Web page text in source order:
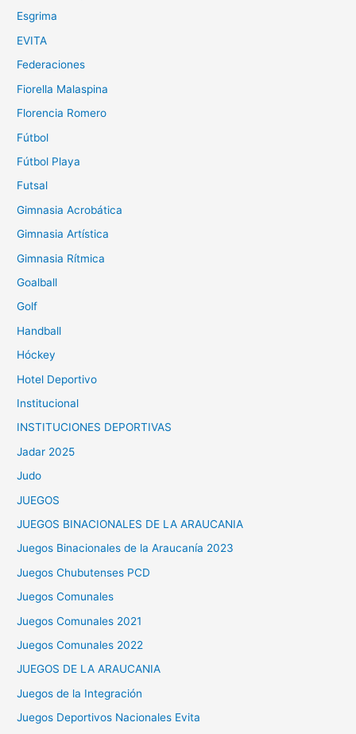
Esgrima
EVITA
Federaciones
Fiorella Malaspina
Florencia Romero
Fútbol
Fútbol Playa
Futsal
Gimnasia Acrobática
Gimnasia Artística
Gimnasia Rítmica
Goalball
Golf
Handball
Hóckey
Hotel Deportivo
Institucional
INSTITUCIONES DEPORTIVAS
Jadar 2025
Judo
JUEGOS
JUEGOS BINACIONALES DE LA ARAUCANIA
Juegos Binacionales de la Araucanía 2023
Juegos Chubutenses PCD
Juegos Comunales
Juegos Comunales 2021
Juegos Comunales 2022
JUEGOS DE LA ARAUCANIA
Juegos de la Integración
Juegos Deportivos Nacionales Evita